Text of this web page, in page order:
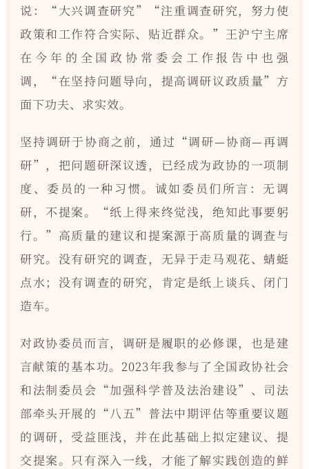
说：“大兴调查研究”“注重调查研究，努力使
政策和工作符合实际、贴近群众。”王沪宁主席
在今年的全国政协常委会工作报告中也强
调，“在坚持问题导向，提高调研议政质量”方
面下功夫、求实效。
坚持调研于协商之前，通过“调研—协商—再调
研”，把问题研深议透，已经成为政协的一项制
度、委员的一种习惯。诚如委员们所言：无调
研，不提案。“纸上得来终觉浅，绝知此事要躬
行。”高质量的建议和提案源于高质量的调查与
研究。没有研究的调查，无异于走马观花、蜻蜓
点水；没有调查的研究，肯定是纸上谈兵、闭门
造车。
对政协委员而言，调研是履职的必修课，也是建
言献策的基本功。2023年我参与了全国政协社会
和法制委员会“加强科学普及法治建设”、司法
部牵头开展的“八五”普法中期评估等重要议题
的调研，受益匪浅，并在此基础上拟定建议、提
交提案。只有深入一线，才能了解实践创造的鲜